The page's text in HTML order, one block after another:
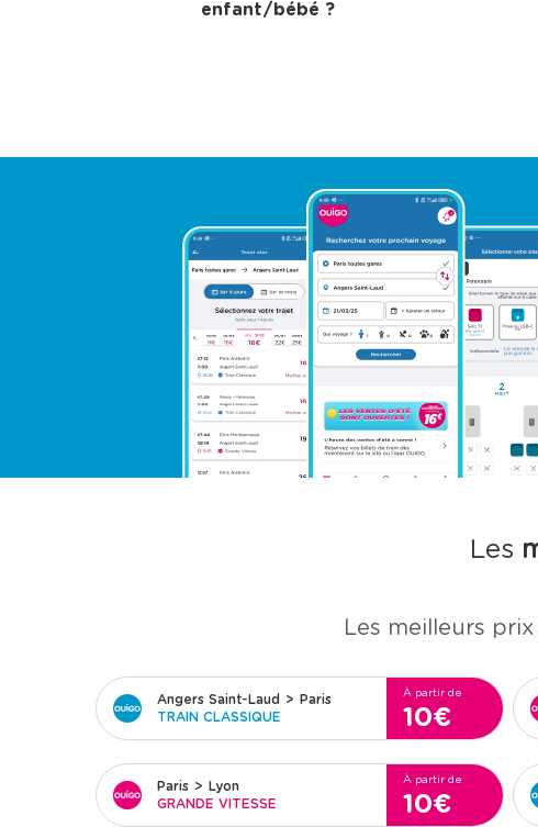
enfant/bébé ?
Les
Les meilleurs
Angers Saint-Laud > Paris
TRAIN CLASSIQUE
À partir de
10€
Paris > Lyon
GRANDE VITESSE
À partir de
10€